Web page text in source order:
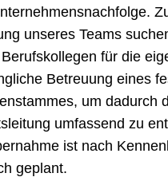
unseres Teams
für die
Betreuung eines
um dadurch
umfassend zu
ist nach
geplant.